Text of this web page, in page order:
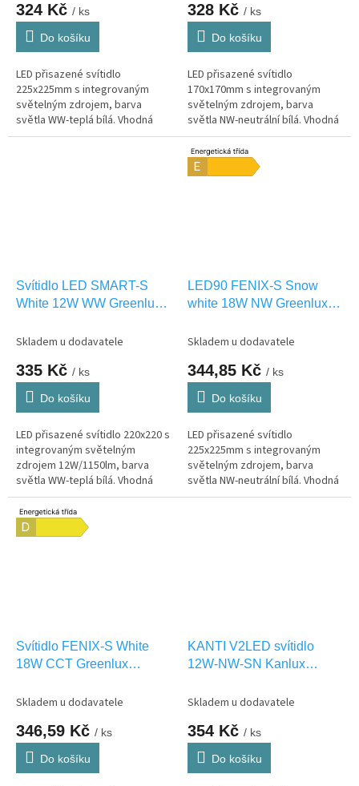
324 Kč / ks
Do košíku
LED přisazené svítidlo
225x225mm s integrovaným
světelným zdrojem, barva
světla WW-teplá bílá. Vhodná
pouze pro INTERIEROVÉ
328 Kč / ks
Do košíku
LED přisazené svítidlo
170x170mm s integrovaným
světelným zdrojem, barva
světla NW-neutrální bílá. Vhodná
pouze pro INTERIEROVÉ
osvětlení IP20
Svítidlo LED SMART-S
White 12W WW Greenlux
Skladem u dodavatele
335 Kč / ks
Do košíku
LED přisazené svítidlo 220x220 s
integrovaným světelným
zdrojem 12W/1150lm, barva
světla WW-teplá bílá. Vhodná
pouze pro INTERIEROVÉ
osvětlení IP20.
LED90 FENIX-S Snow
white 18W NW Greenlux
Skladem u dodavatele
344,85 Kč / ks
Do košíku
LED přisazené svítidlo
225x225mm s integrovaným
světelným zdrojem, barva
světla NW-neutrální bílá. Vhodná
pouze pro INTERIEROVÉ
Svítidlo FENIX-S White
18W CCT Greenlux
Skladem u dodavatele
346,59 Kč / ks
Do košíku
KANTI V2LED svítidlo
12W-NW-SN Kanlux
Skladem u dodavatele
354 Kč / ks
Do košíku